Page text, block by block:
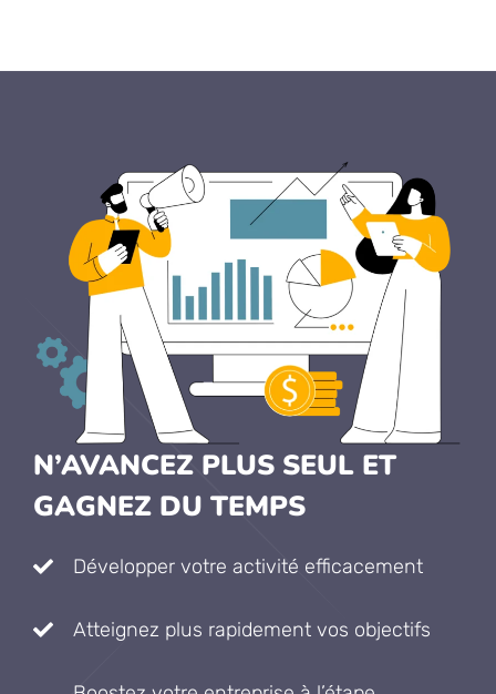
N’AVANCEZ PLUS SEUL ET
GAGNEZ DU TEMPS
Développer votre activité efficacement
Atteignez plus rapidement vos objectifs